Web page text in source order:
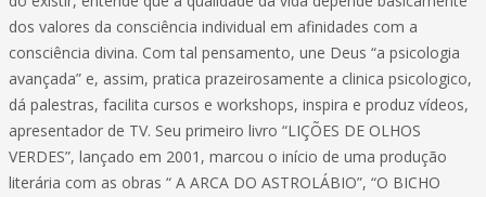
dos valores da consciência individual em afinidades com a
consciência divina. Com tal pensamento, une Deus “a psicologia
avançada” e, assim, pratica prazeirosamente a clinica psicologico,
dá palestras, facilita cursos e workshops, inspira e produz vídeos,
apresentador de TV. Seu primeiro livro “LIÇÕES DE OLHOS
VERDES”, lançado em 2001, marcou o início de uma produção
literária com as obras “ A ARCA DO ASTROLÁBIO”, “O BICHO